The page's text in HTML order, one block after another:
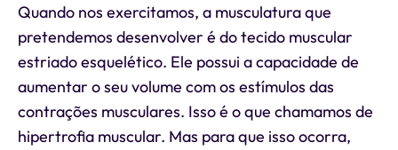
Quando nos exercitamos, a musculatura que
pretendemos desenvolver é do tecido muscular
estriado esquelético. Ele possui a capacidade de
aumentar o seu volume com os estímulos das
contrações musculares. Isso é o que chamamos de
hipertrofia muscular. Mas para que isso ocorra,